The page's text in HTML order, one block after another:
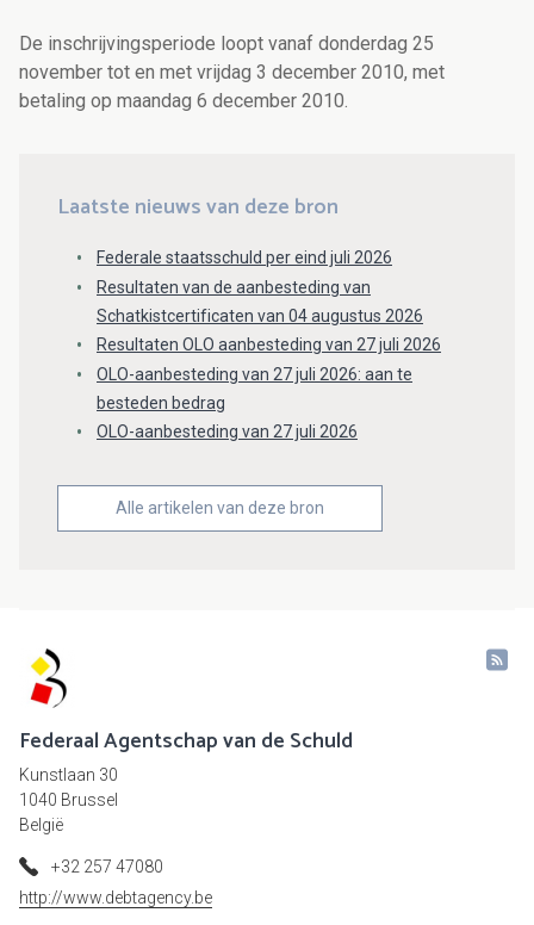
De inschrijvingsperiode loopt vanaf donderdag 25
november tot en met vrijdag 3 december 2010, met
betaling op maandag 6 december 2010.
Laatste nieuws van deze bron
Federale staatsschuld per eind juli 2026
Resultaten van de aanbesteding van
Schatkistcertificaten van 04 augustus 2026
Resultaten OLO aanbesteding van 27 juli 2026
OLO-aanbesteding van 27 juli 2026: aan te
besteden bedrag
OLO-aanbesteding van 27 juli 2026
Alle artikelen van deze bron
Federaal Agentschap van de Schuld
Kunstlaan 30
1040 Brussel
België
+32 257 47080
http://www.debtagency.be